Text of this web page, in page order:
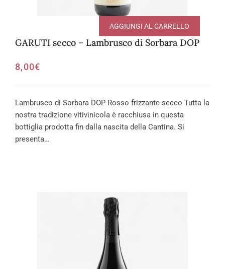
GARUTI secco – Lambrusco di Sorbara DOP
8,00€
AGGIUNGI AL CARRELLO
Lambrusco di Sorbara DOP Rosso frizzante secco Tutta la
nostra tradizione vitivinicola è racchiusa in questa
bottiglia prodotta fin dalla nascita della Cantina. Si
presenta…